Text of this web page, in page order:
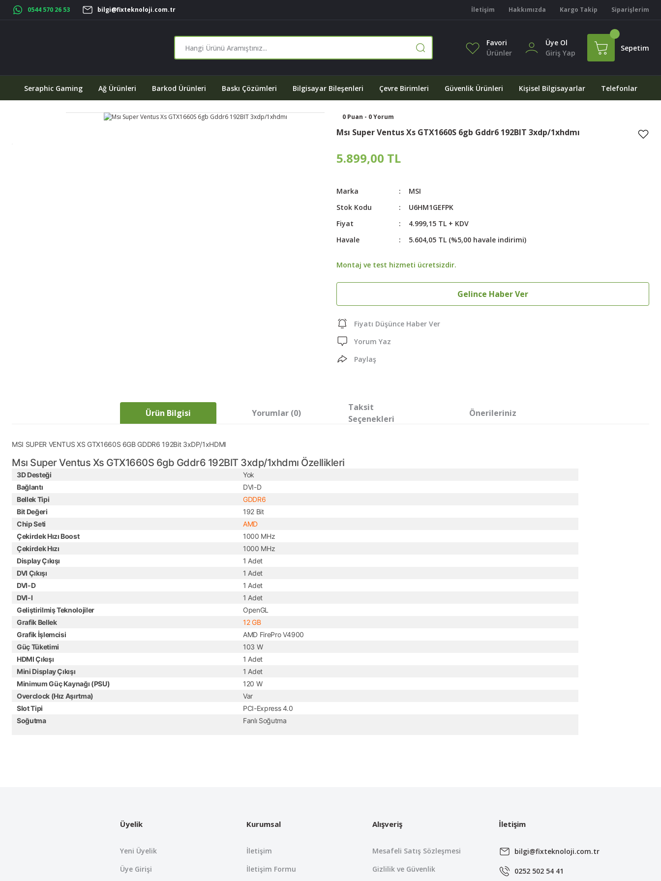
0544 570 26 53 bilgi@fixteknoloji.com.tr İletişim Hakkımızda Kargo Takip Siparişlerim
Favori
Ürünler
Üye Ol
Giriş Yap
Sepetim
Seraphic Gaming Ağ Ürünleri Barkod Ürünleri Baskı Çözümleri Bilgisayar Bileşenleri Çevre Birimleri Güvenlik Ürünleri Kişisel Bilgisayarlar Telefonlar
0 Puan - 0 Yorum
Msı Super Ventus Xs GTX1660S 6gb Gddr6 192BIT 3xdp/1xhdmı
5.899,00 TL
Marka
MSI
Stok Kodu
U6HM1GEFPK
Fiyat
4.999,15 TL + KDV
Havale
5.604,05 TL (%5,00 havale indirimi)
Montaj ve test hizmeti ücretsizdir.
Gelince Haber Ver
Fiyatı Düşünce Haber Ver
Yorum Yaz
Paylaş
Ürün Bilgisi Yorumlar (0)
Taksit
Seçenekleri
Önerileriniz
MSI SUPER VENTUS XS GTX1660S 6GB GDDR6 192Bit 3xDP/1xHDMI
Msı Super Ventus Xs GTX1660S 6gb Gddr6 192BIT 3xdp/1xhdmı Özellikleri
3D Desteği
Yok
Bağlantı
DVI-D
Bellek Tipi
GDDR6
Bit Değeri
192 Bit
Chip Seti
AMD
Çekirdek Hızı Boost
1000 MHz
Çekirdek Hızı
1000 MHz
Display Çıkışı
1 Adet
DVI Çıkışı
1 Adet
DVI-D
1 Adet
DVI-I
1 Adet
Geliştirilmiş Teknolojiler
OpenGL
Grafik Bellek
12 GB
Grafik İşlemcisi
AMD FirePro V4900
Güç Tüketimi
103 W
HDMI Çıkışı
1 Adet
Mini Display Çıkışı
1 Adet
Minimum Güç Kaynağı (PSU)
120 W
Overclock (Hız Aşırtma)
Var
Slot Tipi
PCI-Express 4.0
Soğutma
Fanlı Soğutma
Ürün bilgilerinde hatalar bulunuyor.
Bu ürüne benzer farklı alternatifler olmalı.
Üyelik
Yeni Üyelik
Üye Girişi
Kurumsal
İletişim
İletişim Formu
Alışveriş
Mesafeli Satış Sözleşmesi
Gizlilik ve Güvenlik
İletişim
bilgi@fixteknoloji.com.tr
0252 502 54 41